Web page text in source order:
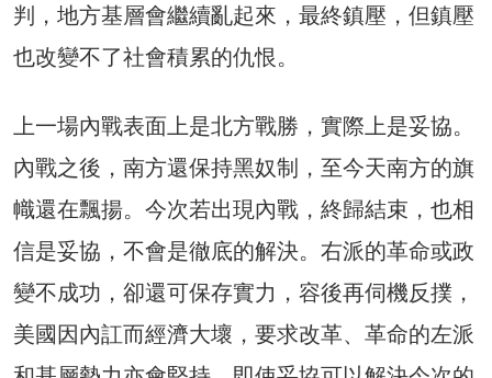
判，地方基層會繼續亂起來，最終鎮壓，但鎮壓
也改變不了社會積累的仇恨。
上一場內戰表面上是北方戰勝，實際上是妥協。
內戰之後，南方還保持黑奴制，至今天南方的旗
幟還在飄揚。今次若出現內戰，終歸結束，也相
信是妥協，不會是徹底的解決。右派的革命或政
變不成功，卻還可保存實力，容後再伺機反撲，
美國因內訌而經濟大壞，要求改革、革命的左派